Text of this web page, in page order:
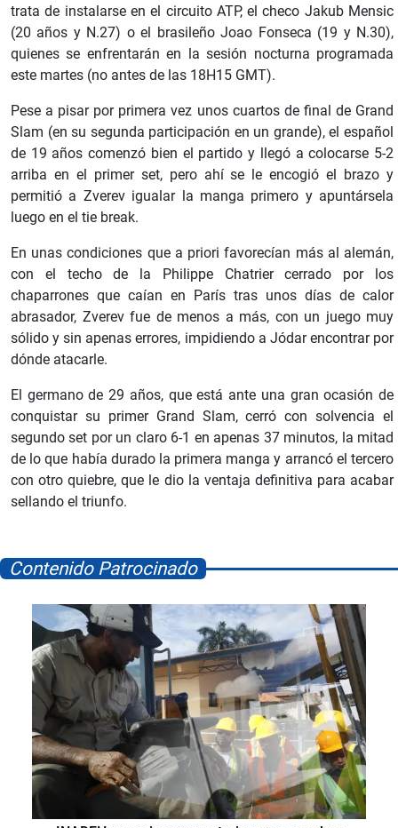
trata de instalarse en el circuito ATP, el checo Jakub Mensic
(20 años y N.27) o el brasileño Joao Fonseca (19 y N.30),
quienes se enfrentarán en la sesión nocturna programada
este martes (no antes de las 18H15 GMT).
Pese a pisar por primera vez unos cuartos de final de Grand
Slam (en su segunda participación en un grande), el español
de 19 años comenzó bien el partido y llegó a colocarse 5-2
arriba en el primer set, pero ahí se le encogió el brazo y
permitió a Zverev igualar la manga primero y apuntársela
luego en el tie break.
En unas condiciones que a priori favorecían más al alemán,
con el techo de la Philippe Chatrier cerrado por los
chaparrones que caían en París tras unos días de calor
abrasador, Zverev fue de menos a más, con un juego muy
sólido y sin apenas errores, impidiendo a Jódar encontrar por
dónde atacarle.
El germano de 29 años, que está ante una gran ocasión de
conquistar su primer Grand Slam, cerró con solvencia el
segundo set por un claro 6-1 en apenas 37 minutos, la mitad
de lo que había durado la primera manga y arrancó el tercero
con otro quiebre, que le dio la ventaja definitiva para acabar
sellando el triunfo.
Contenido Patrocinado